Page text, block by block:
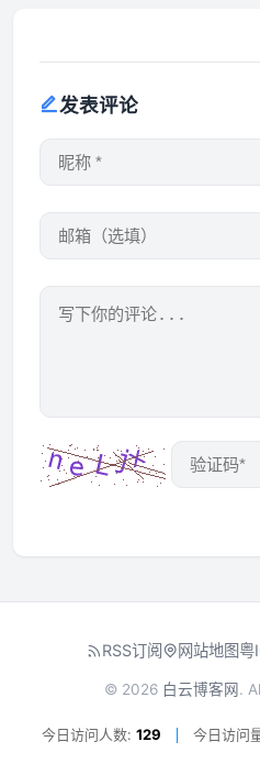
发表评论
RSS订阅 网站地图粤
© 2026 白云博客网.
今日访问人数: 129 今日访问